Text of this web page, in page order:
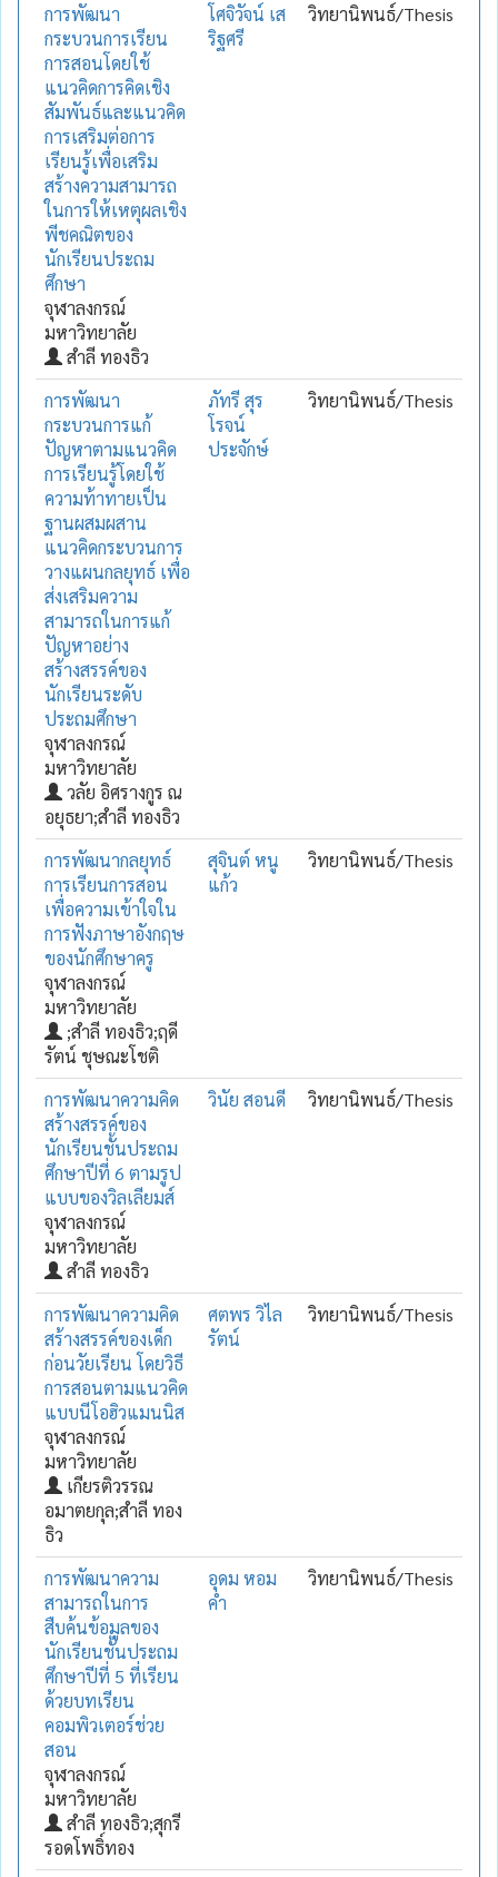
การพัฒนา
กระบวนการเรียน
การสอนโดยใช้
แนวคิดการคิดเชิง
สัมพันธ์และแนวคิด
การเสริมต่อการ
เรียนรู้เพื่อเสริม
สร้างความสามารถ
ในการให้เหตุผลเชิง
พีชคณิตของ
นักเรียนประถม
ศึกษา
จุฬาลงกรณ์
มหาวิทยาลัย
สำลี ทองธิว
โศจิวัจน์ เส
ริฐศรี
วิทยานิพนธ์/Thesis
การพัฒนา
กระบวนการแก้
ปัญหาตามแนวคิด
การเรียนรู้โดยใช้
ความท้าทายเป็น
ฐานผสมผสาน
แนวคิดกระบวนการ
วางแผนกลยุทธ์ เพื่อ
ส่งเสริมความ
สามารถในการแก้
ปัญหาอย่าง
สร้างสรรค์ของ
นักเรียนระดับ
ประถมศึกษา
จุฬาลงกรณ์
มหาวิทยาลัย
วลัย อิศรางกูร ณ
อยุธยา;สำลี ทองธิว
ภัทรี สุร
โรจน์
ประจักษ์
วิทยานิพนธ์/Thesis
การพัฒนากลยุทธ์
การเรียนการสอน
เพื่อความเข้าใจใน
การฟังภาษาอังกฤษ
ของนักศึกษาครู
จุฬาลงกรณ์
มหาวิทยาลัย
;สำลี ทองธิว;ฤดี
รัตน์ ชุษณะโชติ
สุจินต์ หนู
แก้ว
วิทยานิพนธ์/Thesis
การพัฒนาความคิด
สร้างสรรค์ของ
นักเรียนชั้นประถม
ศึกษาปีที่ 6 ตามรูป
แบบของวิลเลียมส์
จุฬาลงกรณ์
มหาวิทยาลัย
สำลี ทองธิว
วินัย สอนดี วิทยานิพนธ์/Thesis
การพัฒนาความคิด
สร้างสรรค์ของเด็ก
ก่อนวัยเรียน โดยวิธี
การสอนตามแนวคิด
แบบนีโอฮิวแมนนิส
จุฬาลงกรณ์
มหาวิทยาลัย
เกียรติวรรณ
อมาตยกุล;สำลี ทอง
ธิว
ศตพร วิไล
รัตน์
วิทยานิพนธ์/Thesis
การพัฒนาความ
สามารถในการ
สืบค้นข้อมูลของ
นักเรียนชั้นประถม
ศึกษาปีที่ 5 ที่เรียน
ด้วยบทเรียน
คอมพิวเตอร์ช่วย
สอน
จุฬาลงกรณ์
มหาวิทยาลัย
สำลี ทองธิว;สุกรี
รอดโพธิ์ทอง
อุดม หอม
คำ
วิทยานิพนธ์/Thesis